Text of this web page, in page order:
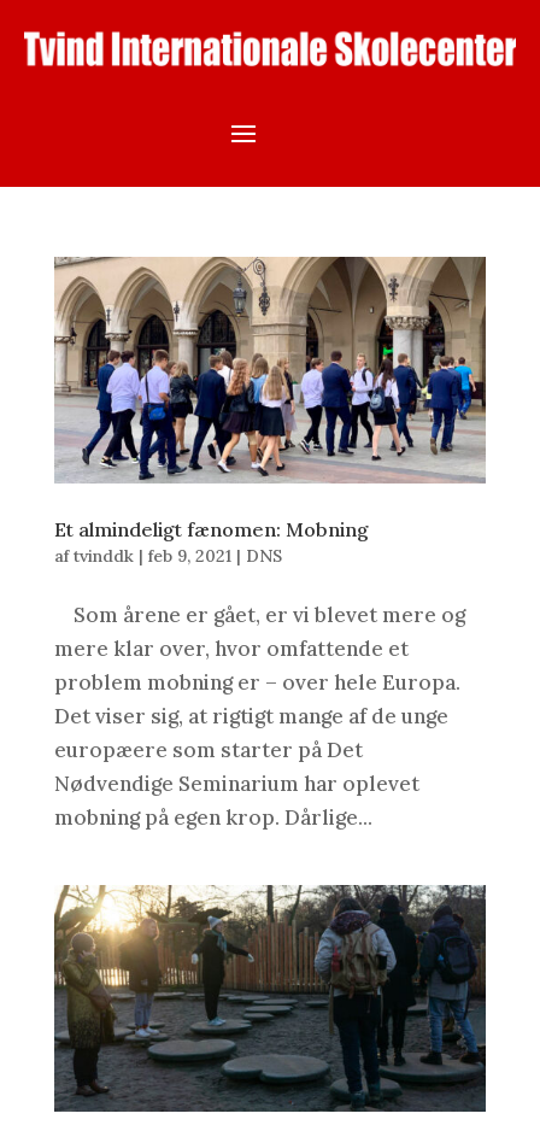
Et almindeligt fænomen: Mobning
aftvinddk| feb 9, 2021| DNS
Som årene er gået, er vi blevet mere og
mere klar over, hvor omfattende et
problem mobning er – over hele Europa.
Det viser sig, at rigtigt mange af de unge
europæere som starter på Det
Nødvendige Seminarium har oplevet
mobning på egen krop. Dårlige...